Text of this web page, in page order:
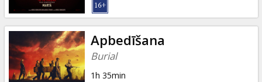
Apbedīšana
Burial
1h 35min